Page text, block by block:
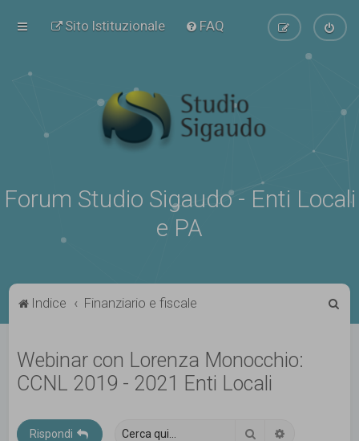
Sito Istituzionale FAQ
Forum Studio Sigaudo - Enti Locali
e PA
Indice Finanziario e fiscale
Webinar con Lorenza Monocchio:
CCNL 2019 - 2021 Enti Locali
Rispondi Cerca